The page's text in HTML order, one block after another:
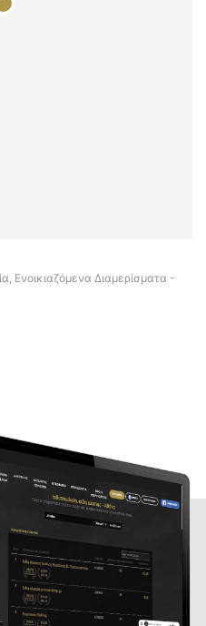
Ενοικιαζόμενα Διαμερίσματα -